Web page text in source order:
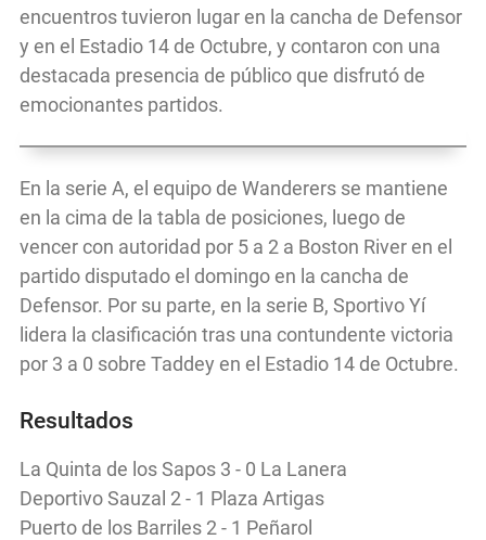
encuentros tuvieron lugar en la cancha de Defensor
y en el Estadio 14 de Octubre, y contaron con una
destacada presencia de público que disfrutó de
emocionantes partidos.
En la serie A, el equipo de Wanderers se mantiene
en la cima de la tabla de posiciones, luego de
vencer con autoridad por 5 a 2 a Boston River en el
partido disputado el domingo en la cancha de
Defensor. Por su parte, en la serie B, Sportivo Yí
lidera la clasificación tras una contundente victoria
por 3 a 0 sobre Taddey en el Estadio 14 de Octubre.
Resultados
La Quinta de los Sapos 3 - 0 La Lanera
Deportivo Sauzal 2 - 1 Plaza Artigas
Puerto de los Barriles 2 - 1 Peñarol